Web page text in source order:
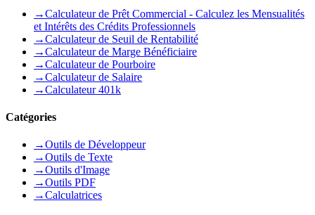
→Calculateur de Prêt Commercial - Calculez les Mensualités
et Intérêts des Crédits Professionnels
→Calculateur de Seuil de Rentabilité
→Calculateur de Marge Bénéficiaire
→Calculateur de Pourboire
→Calculateur de Salaire
→Calculateur 401k
Catégories
→Outils de Développeur
→Outils de Texte
→Outils d'Image
→Outils PDF
→Calculatrices